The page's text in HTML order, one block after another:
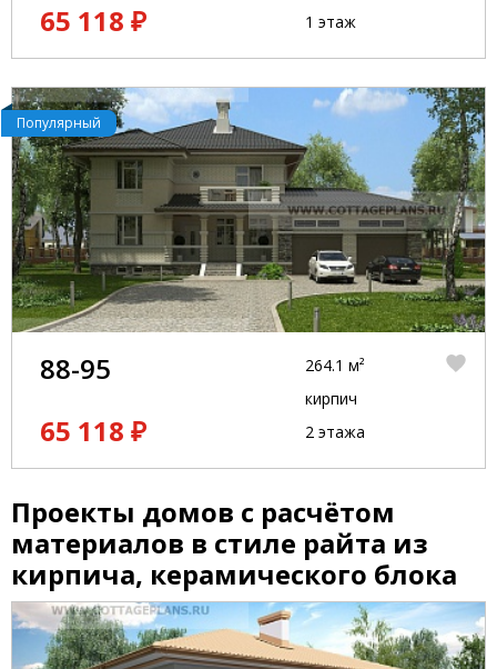
65 118 ₽
1 этаж
Популярный
88-95
65 118 ₽
264.1 м²
кирпич
2 этажа
Проекты домов с расчётом
материалов в стиле райта из
кирпича, керамического блока